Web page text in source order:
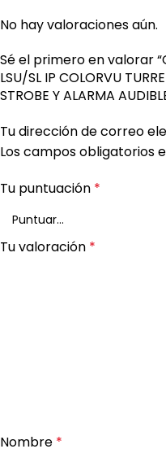
No hay valoraciones aún.
Sé el primero en valorar
LSU/SL IP COLORVU
STROBE Y ALARMA
Tu dirección de correo
Los campos obligatorios
Tu puntuación *
Tu valoración *
Nombre *